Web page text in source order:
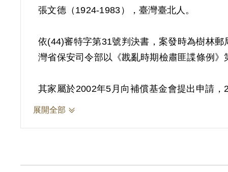
張文德（1924-1983），臺灣臺北人。
依(44)審特字第31號判決書，案發時為樹林
灣省保安司令部以《戡亂時期檢肅匪諜條例
其家屬於2002年5月向補償基金會提出申請
不告密檢舉，係以其於警局之自白及共同被
展開全部